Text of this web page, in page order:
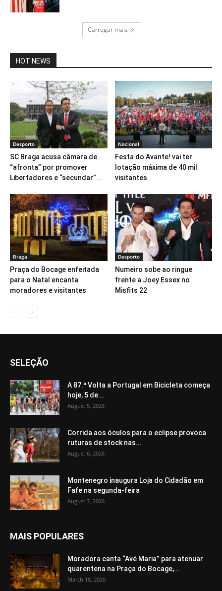
Carregar mais
HOT NEWS
Desporto
SC Braga acusa câmara de
“afronta” por promover
Libertadores e “secundar”...
Nacional
Festa do Avante! vai ter
lotação máxima de 40 mil
visitantes
Braga
Praça do Bocage enfeitada
para o Natal encanta
moradores e visitantes
Desporto
Numeiro sobe ao ringue
frente a Joey Essex no
Misfits 22
SELEÇÃO
A 87.ª Volta a Portugal em Bicicleta começa
hoje, 5 de...
August 5, 2026
Corrida aos óculos para o eclipse provoca
ruturas de stock nas...
August 6, 2026
Montenegro inaugura Loja do Cidadão em
Fafe na segunda-feira
August 7, 2026
MAIS POPULARES
Moradora canta “Avé Maria” para atenuar
quarentena na Praça do Bocage,...
March 18, 2020